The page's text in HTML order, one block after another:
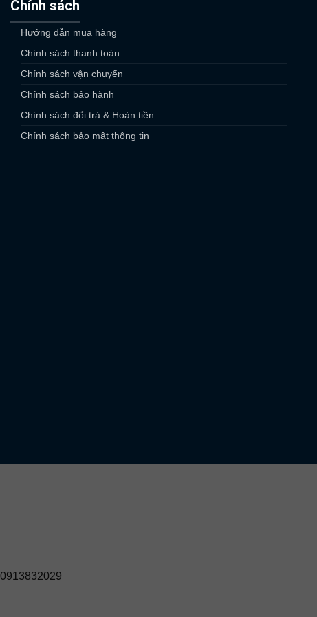
Chính sách
Hướng dẫn mua hàng
Chính sách thanh toán
Chính sách vận chuyển
Chính sách bảo hành
Chính sách đổi trả & Hoàn tiền
Chính sách bảo mật thông tin
0913832029